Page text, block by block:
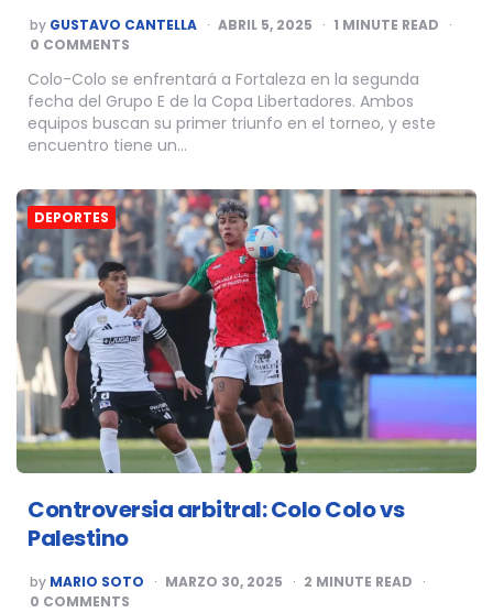
POSTED
BY
by GUSTAVO CANTELLA ABRIL 5, 2025 1 MINUTE READ
0 COMMENTS
Colo-Colo se enfrentará a Fortaleza en la segunda
fecha del Grupo E de la Copa Libertadores. Ambos
equipos buscan su primer triunfo en el torneo, y este
encuentro tiene un…
DEPORTES
Controversia arbitral: Colo Colo vs
Palestino
POSTED
BY
by MARIO SOTO MARZO 30, 2025 2 MINUTE READ
0 COMMENTS